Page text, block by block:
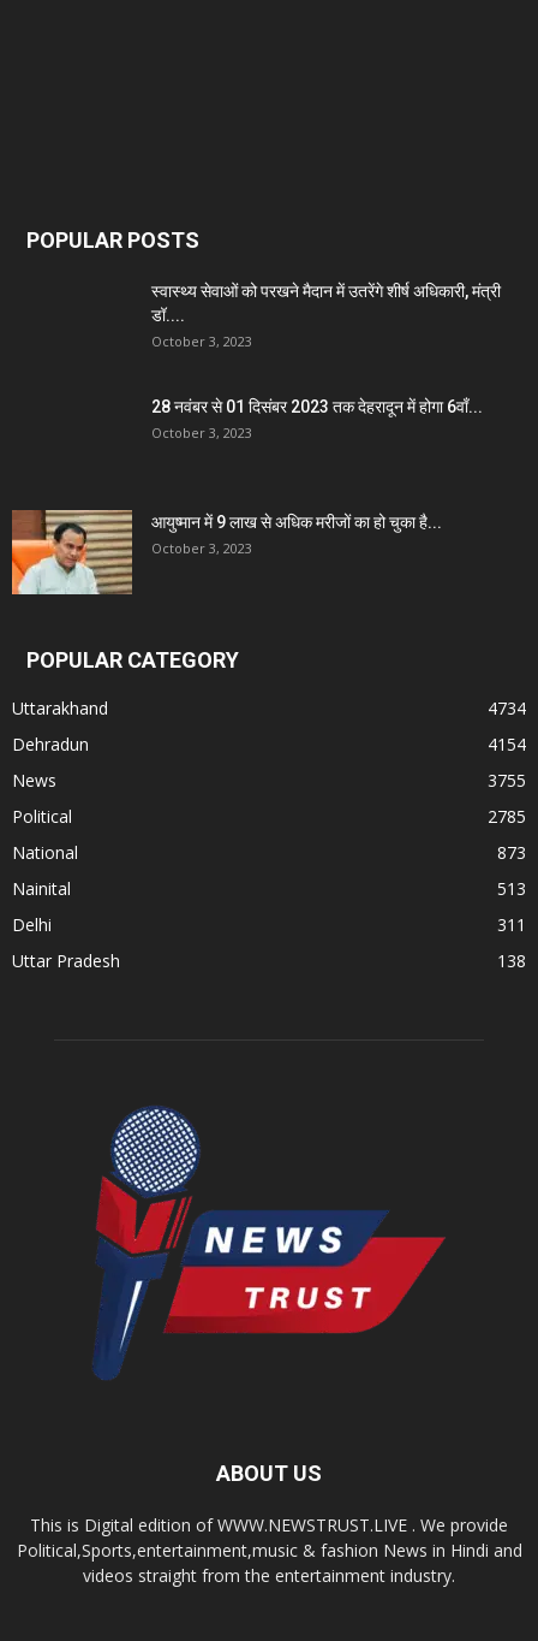
POPULAR POSTS
स्वास्थ्य सेवाओं को परखने मैदान में उतरेंगे शीर्ष अधिकारी, मंत्री
डॉ....
October 3, 2023
28 नवंबर से 01 दिसंबर 2023 तक देहरादून में होगा 6वाँ...
October 3, 2023
आयुष्मान में 9 लाख से अधिक मरीजों का हो चुका है...
October 3, 2023
POPULAR CATEGORY
Uttarakhand
4734
Dehradun
4154
News
3755
Political
2785
National
873
Nainital
513
Delhi
311
Uttar Pradesh
138
ABOUT US
This is Digital edition of WWW.NEWSTRUST.LIVE . We provide
Political,Sports,entertainment,music & fashion News in Hindi and
videos straight from the entertainment industry.